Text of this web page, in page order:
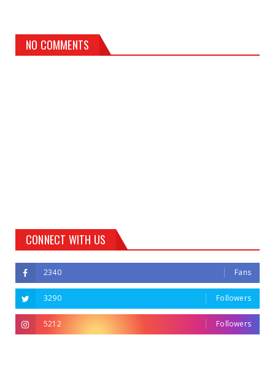
NO COMMENTS
CONNECT WITH US
2340 Fans
3290 Followers
5212 Followers